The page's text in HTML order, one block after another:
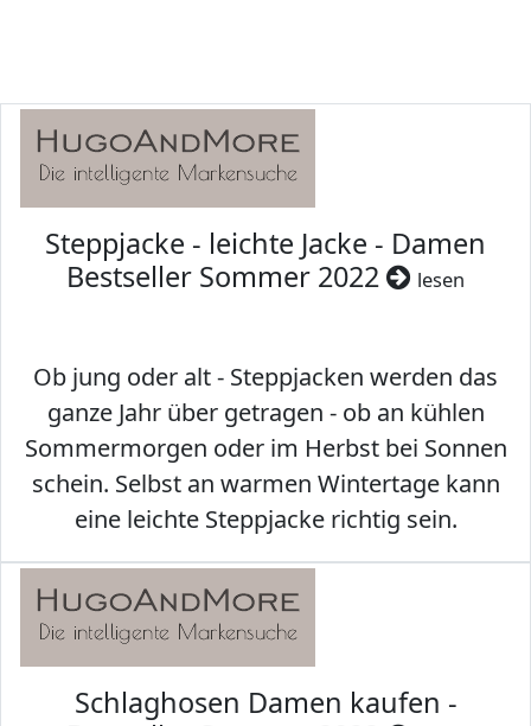
Steppjacke - leichte Jacke - Damen
Bestseller Sommer 2022
lesen
Ob jung oder alt - Steppjacken werden das
ganze Jahr über getragen - ob an kühlen
Sommermorgen oder im Herbst bei Sonnen
schein. Selbst an warmen Wintertage kann
eine leichte Steppjacke richtig sein.
Schlaghosen Damen kaufen -